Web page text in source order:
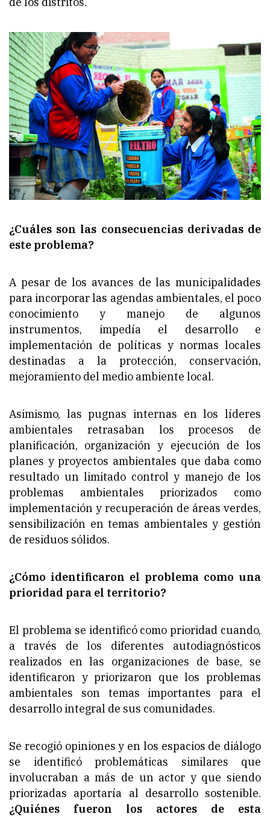
¿Cuáles son las consecuencias derivadas de
este problema?
A pesar de los avances de las municipalidades
para incorporar las agendas ambientales, el poco
conocimiento y manejo de algunos
instrumentos, impedía el desarrollo e
implementación de políticas y normas locales
destinadas a la protección, conservación,
mejoramiento del medio ambiente local.
Asimismo, las pugnas internas en los líderes
ambientales retrasaban los procesos de
planificación, organización y ejecución de los
planes y proyectos ambientales que daba como
resultado un limitado control y manejo de los
problemas ambientales priorizados como
implementación y recuperación de áreas verdes,
sensibilización en temas ambientales y gestión
de residuos sólidos.
¿Cómo identificaron el problema como una
prioridad para el territorio?
El problema se identificó como prioridad cuando,
a través de los diferentes autodiagnósticos
realizados en las organizaciones de base, se
identificaron y priorizaron que los problemas
ambientales son temas importantes para el
desarrollo integral de sus comunidades.
Se recogió opiniones y en los espacios de diálogo
se identificó problemáticas similares que
involucraban a más de un actor y que siendo
priorizadas aportaría al desarrollo sostenible.
¿Quiénes fueron los actores de esta